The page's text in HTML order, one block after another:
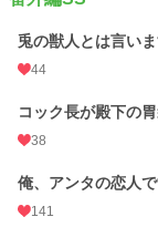
兎の獣人とは言い
44
コック長が殿下の
38
俺、アンタの恋人
141